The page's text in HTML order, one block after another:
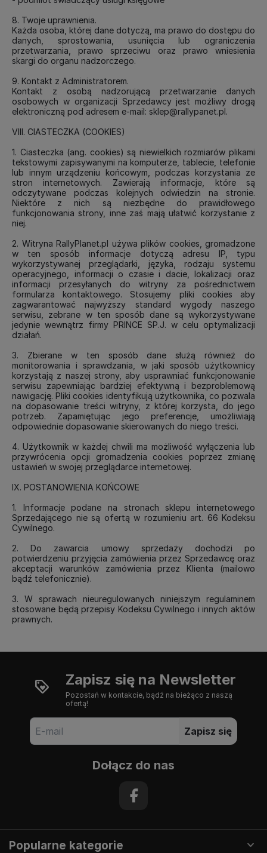
8. Twoje uprawnienia.
Każda osoba, której dane dotyczą, ma prawo do dostępu do
danych, sprostowania, usunięcia lub ograniczenia
przetwarzania, prawo sprzeciwu oraz prawo wniesienia
skargi do organu nadzorczego.
9. Kontakt z Administratorem.
Kontakt z osobą nadzorującą przetwarzanie danych
osobowych w organizacji Sprzedawcy jest możliwy drogą
elektroniczną pod adresem e-mail: sklep@rallypanet.pl.
VIII. CIASTECZKA (COOKIES)
1. Ciasteczka (ang. cookies) są niewielkich rozmiarów plikami
tekstowymi zapisywanymi na komputerze, tablecie, telefonie
lub innym urządzeniu końcowym, podczas korzystania ze
stron internetowych. Zawierają informacje, które są
odczytywane podczas kolejnych odwiedzin na stronie.
Niektóre z nich są niezbędne do prawidłowego
funkcjonowania strony, inne zaś mają ułatwić korzystanie z
niej.
2. Witryna RallyPlanet.pl używa plików cookies, gromadzone
w ten sposób informacje dotyczą adresu IP, typu
wykorzystywanej przeglądarki, języka, rodzaju systemu
operacyjnego, informacji o czasie i dacie, lokalizacji oraz
informacji przesyłanych do witryny za pośrednictwem
formularza kontaktowego. Stosujemy pliki cookies aby
zagwarantować najwyższy standard wygody naszego
serwisu, zebrane w ten sposób dane są wykorzystywane
jedynie wewnątrz firmy PRINCE SP.J. w celu optymalizacji
działań.
3. Zbierane w ten sposób dane służą również do
monitorowania i sprawdzania, w jaki sposób użytkownicy
korzystają z naszej strony, aby usprawniać funkcjonowanie
serwisu zapewniając bardziej efektywną i bezproblemową
nawigację. Pliki cookies identyfikują użytkownika, co pozwala
na dopasowanie treści witryny, z której korzysta, do jego
potrzeb. Zapamiętując jego preferencje, umożliwiają
odpowiednie dopasowanie skierowanych do niego treści.
4. Użytkownik w każdej chwili ma możliwość wyłączenia lub
przywrócenia opcji gromadzenia cookies poprzez zmianę
ustawień w swojej przeglądarce internetowej.
IX. POSTANOWIENIA KOŃCOWE
1. Informacje podane na stronach sklepu internetowego
Sprzedającego nie są ofertą w rozumieniu art. 66 Kodeksu
Cywilnego.
2. Do zawarcia umowy sprzedaży dochodzi po
potwierdzeniu przyjęcia zamówienia przez Sprzedawcę oraz
akceptacji warunków zamówienia przez Klienta (mailowo
bądź telefonicznie).
3. W sprawach nieuregulowanych niniejszym regulaminem
stosowane będą przepisy Kodeksu Cywilnego i innych aktów
prawnych.
Zapisz się na Newsletter
Pozostań w kontakcie, bądź na bieżąco z naszą
ofertą!
Zapisz się
Dołącz do nas
Popularne kategorie